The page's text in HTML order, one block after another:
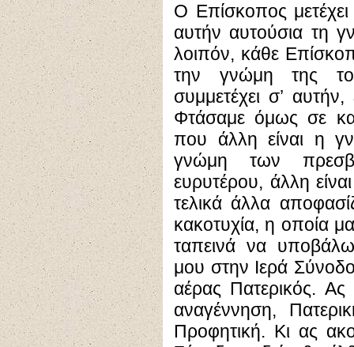
Ο Επίσκοπος
αυτήν αυτούσια τη
λοιπόν, κάθε
την γνώμη της
συμμετέχει σ’
Φτάσαμε όμως σε
που άλλη είναι η
γνώμη των
ευρυτέρου, άλλη
τελικά άλλα
κακοτυχία, η οποία
ταπεινά να
μου στην Ιερά
αέρας Πατερικός. Ας
αναγέννηση,
Προφητική. Κι ας